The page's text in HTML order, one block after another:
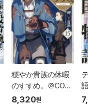
穩やか貴族の休暇
のすすめ。＠COMI
C 15
8,320원